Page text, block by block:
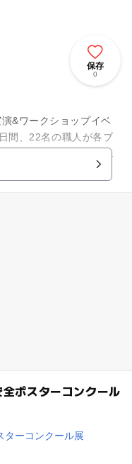
保存
0
&ワークショップイベ
間、22名の職人が各ブ
験ができるワークショ
ポスターコンクール